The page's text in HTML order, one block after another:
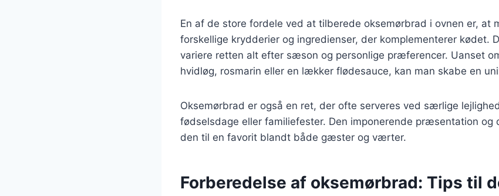
En af de store fordele ved at tilberede oksemørbrad i ovnen er, at
forskellige krydderier og ingredienser, der komplementerer kødet.
variere retten alt efter sæson og personlige præferencer. Uanset
hvidløg, rosmarin eller en lækker flødesauce, kan man skabe en
Oksemørbrad er også en ret, der ofte serveres ved særlige
fødselsdage eller familiefester. Den imponerende præsentation og
den til en favorit blandt både gæster og værter.
Forberedelse af oksemørbrad: Tips til